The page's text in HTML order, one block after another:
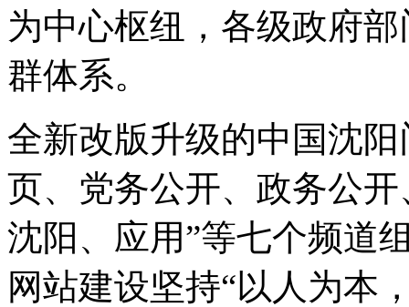
为中心枢纽，各级政府
群体系。
全新改版升级的中国沈
页、党务公开、政务公
沈阳、应用”等七个频道
网站建设坚持“以人为本